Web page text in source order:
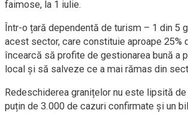
faimose, la 1 iulie.
Într-o țară dependentă de turism – 1 din 5
acest sector, care constituie aproape 25%
încearcă să profite de gestionarea bună a
local și să salveze ce a mai rămas din
Redeschiderea granițelor nu este lipsită
puțin de 3.000 de cazuri confirmate și un